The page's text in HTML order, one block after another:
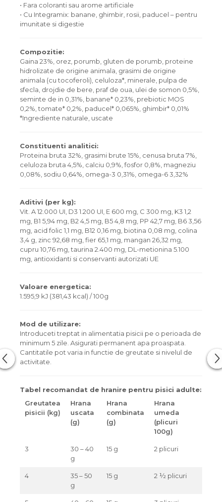
• Fara coloranti sau arome artificiale
• Cu Integramix: banane, ghimbir, rosii, paducel – pentru
imunitate si digestie
Compozitie:
Gaina 23%, orez, porumb, gluten de porumb, proteine
hidrolizate de origine animala, grasimi de origine
animala (cu tocoferoli), celuloza*, minerale, pulpa de
sfecla, drojdie de bere, praf de oua, ulei de somon 0,5%,
seminte de in 0,31%, banane* 0,23%, prebiotic MOS
0,2%, tomate* 0,2%, paducel* 0,065%, ghimbir* 0,01%
*Ingrediente naturale, uscate
Constituenti analitici:
Proteina bruta 32%, grasimi brute 15%, cenusa bruta 7%,
celuloza bruta 4,5%, calciu 0,9%, fosfor 0,8%, magneziu
0,08%, sodiu 0,64%, omega-3 0,31%, omega-6 3,32%
Aditivi (per kg):
Vit. A 12.000 UI, D3 1.200 UI, E 600 mg, C 300 mg, K3 1,2
mg, B1 5,94 mg, B2 4,5 mg, B5 4,8 mg, PP 42,7 mg, B6 3,56
mg, acid folic 1,1 mg, B12 0,16 mg, biotina 0,08 mg, colina
3,4 g, zinc 92,68 mg, fier 65,1 mg, mangan 26,32 mg,
cupru 10,76 mg, taurina 2.400 mg, DL-metionina 5.100
mg, antioxidanti si conservanti autorizati UE
Valoare energetica:
1.595,9 kJ (381,43 kcal) / 100g
Mod de utilizare:
Introduceti treptat in alimentatia pisicii pe o perioada de
minimum 5 zile. Asigurati permanent apa proaspata.
Cantitatile pot varia in functie de greutate si nivelul de
activitate.
Tabel recomandat de hranire pentru pisici adulte:
Greutatea
pisicii (kg)
Hrana
uscata
(g)
Hrana
combinata
(g)
Hrana
umeda
(plicuri
100g)
3
30 – 40
g
15 g 2 plicuri
4
35 – 50
g
15 g 2 ½ plicuri